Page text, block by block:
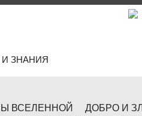
ЗНАНИЯ
ВСЕЛЕННОЙ
ДОБРО И